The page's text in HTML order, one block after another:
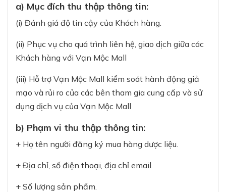
a) Mục đích thu thập thông tin:
(i) Đánh giá độ tin cậy của Khách hàng.
(ii) Phục vụ cho quá trình liên hệ, giao dịch giữa các
Khách hàng với Vạn Mộc Mall
(iii) Hỗ trợ Vạn Mộc Mall kiểm soát hành động giả
mạo và rủi ro của các bên tham gia cung cấp và sử
dụng dịch vụ của Vạn Mộc Mall
b) Phạm vi thu thập thông tin:
+ Họ tên người đăng ký mua hàng dược liệu.
+ Địa chỉ, số điện thoại, địa chỉ email.
+ Số lượng sản phẩm.